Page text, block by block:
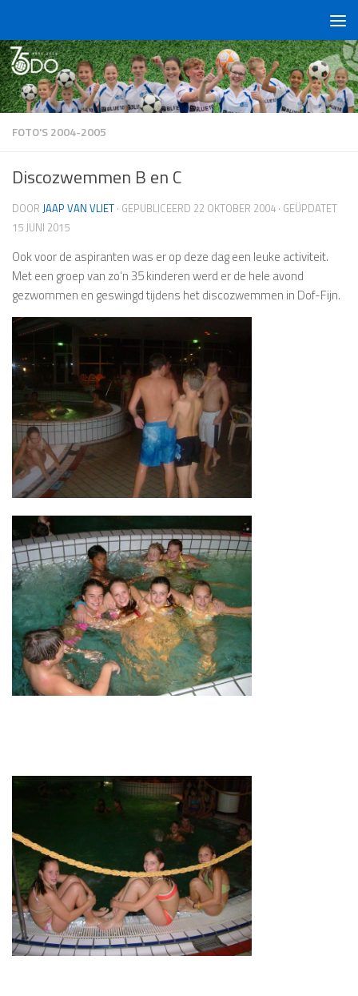
FOTO'S 2004-2005
Discozwemmen B en C
DOOR JAAP VAN VLIET · GEPUBLICEERD 22 OKTOBER 2004 · GEÜPDATET
15 JUNI 2015
Ook voor de aspiranten was er op deze dag een leuke activiteit.
Met een groep van zo’n 35 kinderen werd er de hele avond
gezwommen en geswingd tijdens het discozwemmen in Dof-Fijn.